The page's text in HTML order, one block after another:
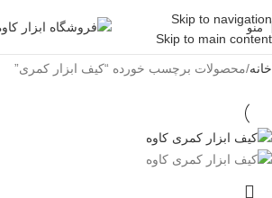
Skip to navigation
Skip to main content
منو
خانه محصولات برچسب خورده “کیف ابزار کمری”